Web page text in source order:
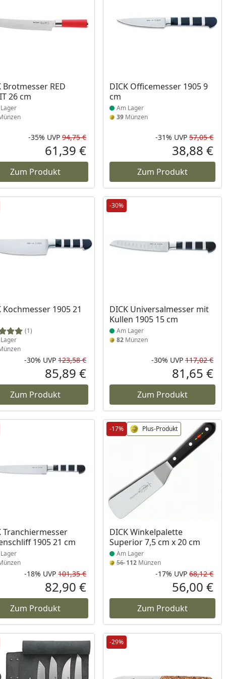
Preis
Brotmesser RED
26 cm
am Lager
Rabatt in Prozent
-35%
Ursprünglicher Preis
UVP 94,75 €
Aktueller Preis
61,39 €
Zum Produkt
DICK Officemesser 1905 9
cm
Produkt am Lager
Am Lager
39 Münzen
-31% UVP 57,05 €
38,88 €
Zum Produkt
Kochmesser 1905 21
(1)
am Lager
Rabatt in Prozent
-30%
Ursprünglicher Preis
UVP 123,58 €
Aktueller Preis
85,89 €
Zum Produkt
-30%
DICK Universalmesser mit
Kullen 1905 15 cm
Produkt am Lager
Am Lager
82 Münzen
-30% UVP 117,02 €
81,65 €
Zum Produkt
Preis
Tranchiermesser
1905 21 cm
am Lager
Rabatt in Prozent
-18%
Ursprünglicher Preis
UVP 101,35 €
Aktueller Preis
82,90 €
Zum Produkt
-17% Plus-Produkt
DICK Winkelpalette
Superior 7,5 cm x 20 cm
Produkt am Lager
Am Lager
56112 Münzen
-17% UVP 68,12 €
56,00 €
Zum Produkt
-29%